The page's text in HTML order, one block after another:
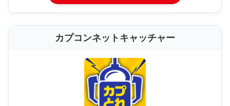
カプコンネットキャッチャー